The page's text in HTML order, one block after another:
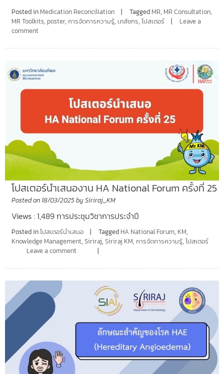
Posted in Medication Reconciliation Tagged MR, MR Consultation,
MR Toolkits, poster, การจัดการความรู้, เภสัชกร, โปสเตอร์
Leave a
comment
โปสเตอร์นำเสนองาน HA National Forum ครั้งที่ 25
Posted on 18/03/2025by Siriraj_KM
Views : 1,489 การประชุมวิชาการประจำปี
Posted inโปสเตอร์นำเสนอ Tagged HA National Forum, KM,
Knowledge Management, Siriraj, Siriraj KM, การจัดการความรู้, โปสเตอร์
Leave a comment